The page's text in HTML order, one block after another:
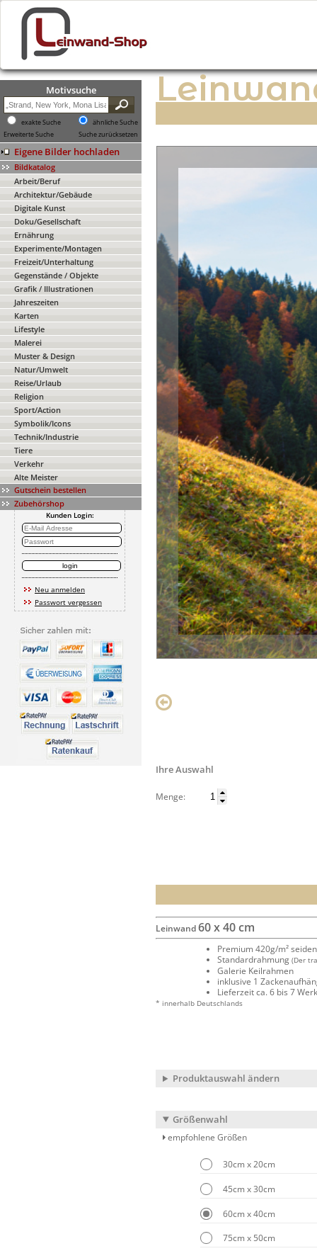
Motivsuche
exakte Suche
ähnliche Suche
Erweiterte Suche
Suche zurücksetzen
Eigene Bilder hochladen
Bildkatalog
Arbeit/Beruf
Architektur/Gebäude
Digitale Kunst
Doku/Gesellschaft
Ernährung
Experimente/Montagen
Freizeit/Unterhaltung
Gegenstände / Objekte
Grafik / Illustrationen
Jahreszeiten
Karten
Lifestyle
Malerei
Muster & Design
Natur/Umwelt
Reise/Urlaub
Religion
Sport/Action
Symbolik/Icons
Technik/Industrie
Tiere
Verkehr
Alte Meister
Gutschein bestellen
Zubehörshop
Kunden Login:
Neu anmelden
Passwort vergessen
Ihre Auswahl
Menge:
Leinwand60 x 40 cm
Premium 420g/m²
Standardrahmung (Der
Galerie Keilrahmen
inklusive 1
Lieferzeit ca. 6 bis 7
* innerhalb Deutschlands
Produktauswahl ändern
Größenwahl
empfohlene Größen
30cm x 20cm
45cm x 30cm
60cm x 40cm
75cm x 50cm